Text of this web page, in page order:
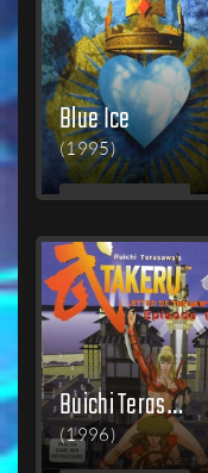
Blue Ice
(1995)
MEHR
Buichi Terasawa's Takeru: Letter of the Law
(1996)